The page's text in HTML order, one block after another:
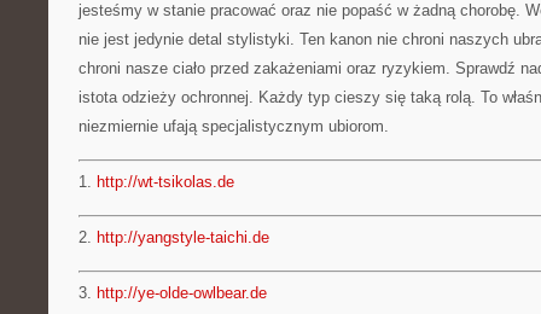
jesteśmy w stanie pracować oraz nie popaść w żadną chorobę.
nie jest jedynie detal stylistyki. Ten kanon nie chroni naszych
chroni nasze ciało przed zakażeniami oraz ryzykiem. Sprawdź
istota odzieży ochronnej. Każdy typ cieszy się taką rolą. To
niezmiernie ufają specjalistycznym ubiorom.
1. http://wt-tsikolas.de
2. http://yangstyle-taichi.de
3. http://ye-olde-owlbear.de